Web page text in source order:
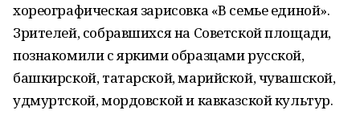
хореографическая зарисовка «В семье единой».
Зрителей, собравшихся на Советской площади,
познакомили с яркими образцами русской,
башкирской, татарской, марийской, чувашской,
удмуртской, мордовской и кавказской культур.